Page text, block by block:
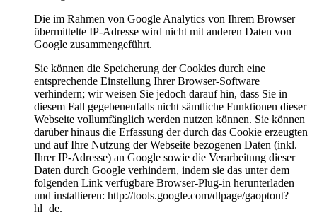
Die im Rahmen von Google Analytics von Ihrem Browser
übermittelte IP-Adresse wird nicht mit anderen Daten von
Google zusammengeführt.
Sie können die Speicherung der Cookies durch eine
entsprechende Einstellung Ihrer Browser-Software
verhindern; wir weisen Sie jedoch darauf hin, dass Sie in
diesem Fall gegebenenfalls nicht sämtliche Funktionen dieser
Webseite vollumfänglich werden nutzen können. Sie können
darüber hinaus die Erfassung der durch das Cookie erzeugten
und auf Ihre Nutzung der Webseite bezogenen Daten (inkl.
Ihrer IP-Adresse) an Google sowie die Verarbeitung dieser
Daten durch Google verhindern, indem sie das unter dem
folgenden Link verfügbare Browser-Plug-in herunterladen
und installieren: http://tools.google.com/dlpage/gaoptout?
hl=de.